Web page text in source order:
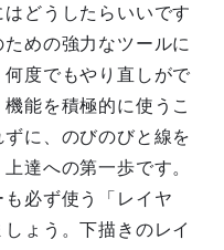
どうしたらいいです
めの強力なツールに
度でもやり直しがで
能を積極的に使うこ
に、のびのびと線を
達への第一歩です。
必ず使う「レイヤ
ょう。下描きのレイ